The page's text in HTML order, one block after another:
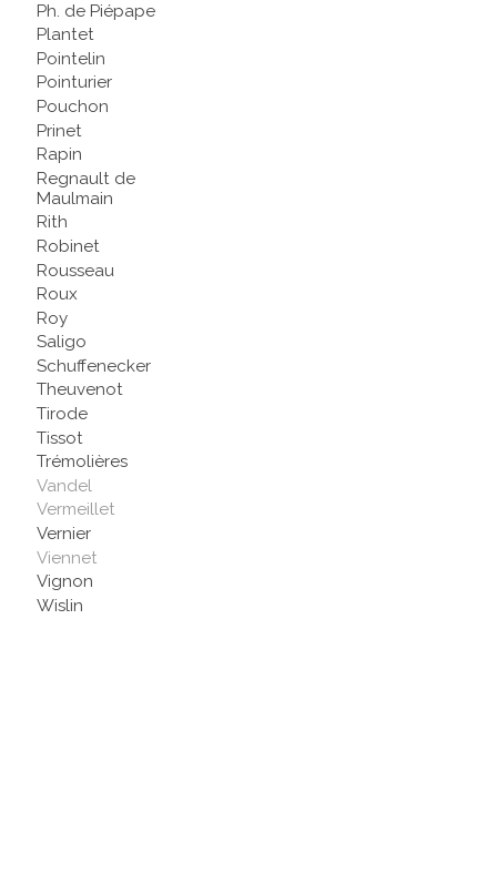
Ph. de Piépape
Plantet
Pointelin
Pointurier
Pouchon
Prinet
Rapin
Regnault de
Maulmain
Rith
Robinet
Rousseau
Roux
Roy
Saligo
Schuffenecker
Theuvenot
Tirode
Tissot
Trémolières
Vandel
Vermeillet
Vernier
Viennet
Vignon
Wislin